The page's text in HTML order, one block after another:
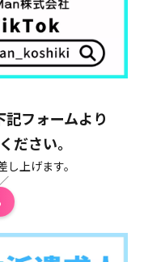
フォームより
ださい。
上げます。